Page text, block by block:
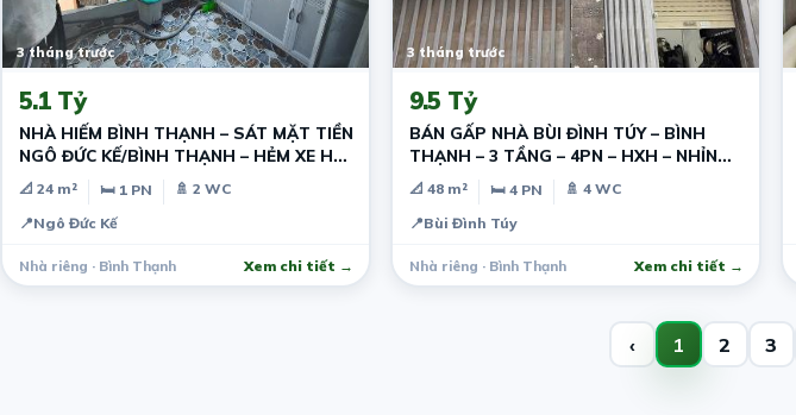
3 tháng trước
5.1 Tỷ
NHÀ HIẾM BÌNH THẠNH – SÁT MẶT TIỀN
NGÔ ĐỨC KẾ/BÌNH THẠNH – HẺM XE HƠI
– NHỈNH 5 TỶ
📐 24 m² 🛏 1 PN
🚿 2 WC
📍Ngô Đức Kế
Nhà riêng · Bình Thạnh Xem chi tiết →
3 tháng trước
9.5 Tỷ
BÁN GẤP NHÀ BÙI ĐÌNH TÚY – BÌNH
THẠNH – 3 TẦNG – 4PN – HXH – NHỈNH
9 TỶ
📐 48 m² 🛏 4 PN
🚿 4 WC
📍Bùi Đình Túy
Nhà riêng · Bình Thạnh Xem chi tiết →
‹ 1 2 3